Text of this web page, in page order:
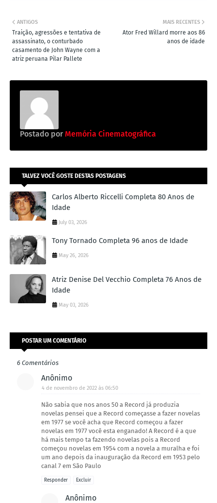
MAIS RECENTES
Ator Fred Willard morre aos 86
anos de idade
ANTIGOS
Traição, agressões e tentativa de
assassinato, o conturbado
casamento de John Wayne com a
atriz peruana Pilar Pallete
Postado por Memória Cinematográfica
TALVEZ VOCÊ GOSTE DESTAS POSTAGENS
Carlos Alberto Riccelli Completa 80 Anos de
Idade
July 03, 2026
Tony Tornado Completa 96 anos de Idade
May 26, 2026
Atriz Denise Del Vecchio Completa 76 Anos de
Idade
May 03, 2026
POSTAR UM COMENTÁRIO
6 Comentários
Anônimo
4 de novembro de 2022 às 06:50
Não sabia que nos anos 50 a Record já produzia
novelas pensei que a Record começasse a fazer novelas
em 1977 se você acha que Record começou a fazer
novelas em 1977 você esta enganado! A Record é a que
há mais tempo ta fazendo novelas pois a Record
começou novelas em 1954 com a novela a muralha e foi
um ano depois da inauguração da Record em 1953 pelo
canal 7 em São Paulo
Responder Excluir
Anônimo